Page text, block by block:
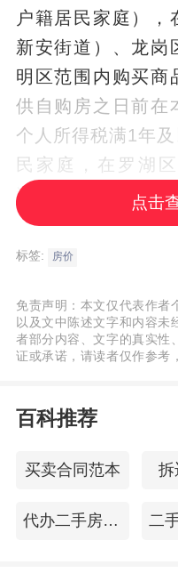
户籍居民家庭），
新安街道）、龙岗
明区范围内购买商
供自购房之日前在
个人所得税满1年
民家庭，在罗湖
道）、龙岗区、龙
围内也可以购买商
一直处在前列位置
但多数是高容积率
度较慢，此次放松
区房。”罗湖布心
户来电咨询，我到
实施首日的上午，
点击
标签: 房价
免责声明：本文仅代表作者
以及文中陈述文字和内容未
者部分内容、文字的真实性
证或承诺，请读者仅作参考
百科推荐
买卖合同范本 拆
代办二手房过户